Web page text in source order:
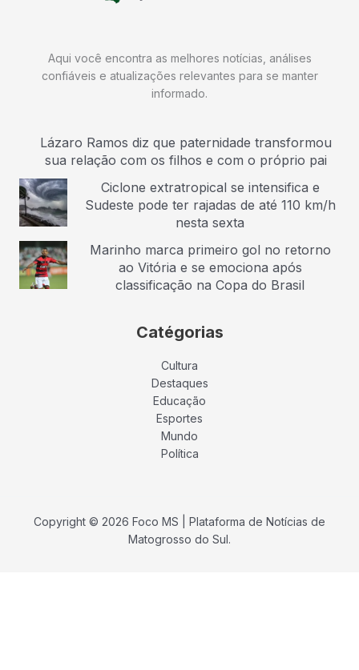
Aqui você encontra as melhores notícias, análises
confiáveis e atualizações relevantes para se manter
informado.
Lázaro Ramos diz que paternidade transformou
sua relação com os filhos e com o próprio pai
Ciclone extratropical se intensifica e
Sudeste pode ter rajadas de até 110 km/h
nesta sexta
Marinho marca primeiro gol no retorno
ao Vitória e se emociona após
classificação na Copa do Brasil
Catégorias
Cultura
Destaques
Educação
Esportes
Mundo
Política
Copyright © 2026 Foco MS | Plataforma de Notícias de
Matogrosso do Sul.